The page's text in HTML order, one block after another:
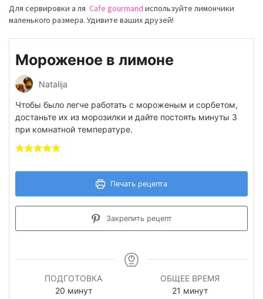
Для сервировки а ля Cafe gourmand используйте лимончики
маленького размера. Удивите ваших друзей!
Мороженое в лимоне
Natalija
Чтобы было легче работать с мороженым и сорбетом,
достаньте их из морозилки и дайте постоять минуты 3
при комнатной температуре.
Печать рецепта
Закрепить рецепт
ПОДГОТОВКА
20минуты
минут
ОБЩЕЕ ВРЕМЯ
21 минуты
минут